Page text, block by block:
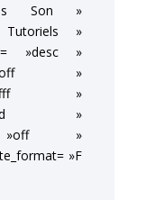
Son »
Tutoriels »
»desc »
»off »
»
»
»off »
»F